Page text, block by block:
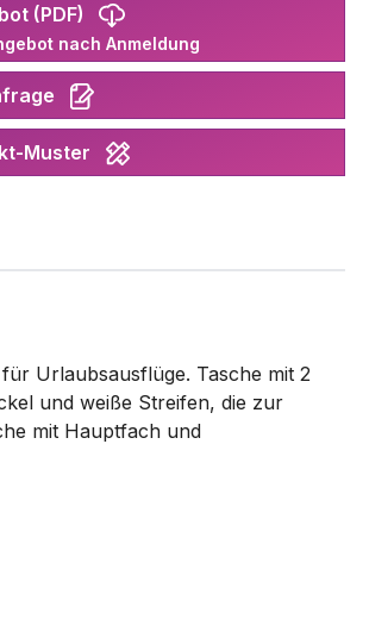
(PDF)
nach Anmeldung
Muster
Urlaubsausflüge. Tasche mit 2
und weiße Streifen, die zur
mit Hauptfach und